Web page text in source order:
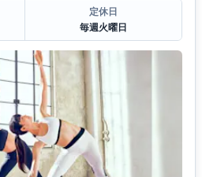
定休日
毎週火曜日